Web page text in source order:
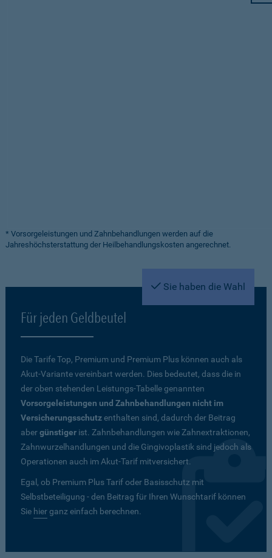
* Vorsorgeleistungen und Zahnbehandlungen werden auf die
Jahreshöchsterstattung der Heilbehandlungskosten angerechnet.
Sie haben die Wahl
Für jeden Geldbeutel
Die Tarife Top, Premium und Premium Plus können auch als
Akut-Variante vereinbart werden. Dies bedeutet, dass die in
der oben stehenden Leistungs-Tabelle genannten
Vorsorgeleistungen und Zahnbehandlungen nicht im
Versicherungsschutzenthalten sind, dadurch der Beitrag
abergünstiger ist. Zahnbehandlungen wie Zahnextraktionen,
Zahnwurzelhandlungen und die Gingivoplastik sind jedoch als
Operationen auch im Akut-Tarif mitversichert.
Egal, ob Premium Plus Tarif oder Basisschutz mit
Selbstbeteiligung - den Beitrag für Ihren Wunschtarif können
Sie hierganz einfach berechnen.